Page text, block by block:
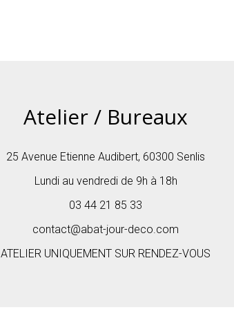
Atelier / Bureaux
25 Avenue Etienne Audibert, 60300 Senlis
Lundi au vendredi de 9h à 18h
03 44 21 85 33
contact@abat-jour-deco.com
ATELIER UNIQUEMENT SUR RENDEZ-VOUS